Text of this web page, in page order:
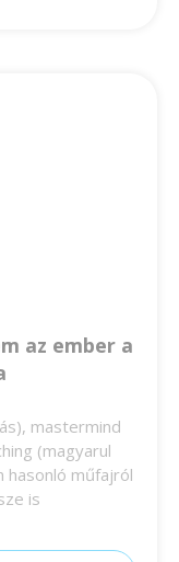
az ember a
mastermind
(magyarul
hasonló műfajról
is